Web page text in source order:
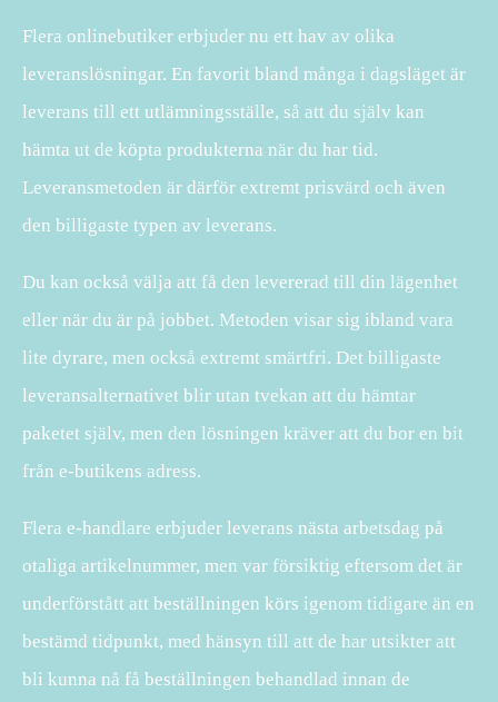
Flera onlinebutiker erbjuder nu ett hav av olika
leveranslösningar. En favorit bland många i dagsläget är
leverans till ett utlämningsställe, så att du själv kan
hämta ut de köpta produkterna när du har tid.
Leveransmetoden är därför extremt prisvärd och även
den billigaste typen av leverans.
Du kan också välja att få den levererad till din lägenhet
eller när du är på jobbet. Metoden visar sig ibland vara
lite dyrare, men också extremt smärtfri. Det billigaste
leveransalternativet blir utan tvekan att du hämtar
paketet själv, men den lösningen kräver att du bor en bit
från e-butikens adress.
Flera e-handlare erbjuder leverans nästa arbetsdag på
otaliga artikelnummer, men var försiktig eftersom det är
underförstått att beställningen körs igenom tidigare än en
bestämd tidpunkt, med hänsyn till att de har utsikter att
bli kunna nå få beställningen behandlad innan de